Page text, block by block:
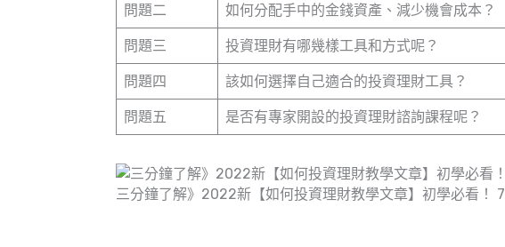
問題二 如何分配手中的金錢資產、減少機會成本？
問題三 投資理財有哪幾樣工具和方式呢？
問題四 該如何選擇自己適合的投資理財工具？
問題五 是否有專家開設的投資理財諮詢課程呢？
三分鐘了解》2022新【如何投資理財教學文章】初學必看！ 7